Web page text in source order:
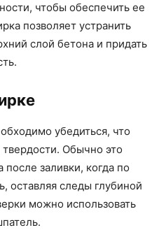
чтобы обеспечить ее
позволяет устранить
слой бетона и придать
убедиться, что
Обычно это
заливки, когда по
оставляя следы глубиной
можно использовать